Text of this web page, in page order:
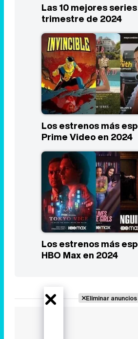
Las 10 mejores
trimestre de 2024
Los estrenos más
Prime Video en 2024
Los estrenos más
HBO Max en 2024
Eliminar anuncios